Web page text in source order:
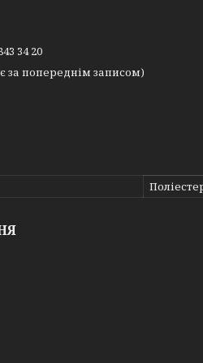
34 20
за попереднім записом)